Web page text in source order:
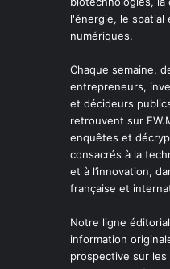
l'énergie, le
numériques.
Chaque semaine,
entrepreneurs,
et décideurs
retrouvent sur
enquêtes et
consacrés à la
et à l’innovation,
française et
Notre ligne
information
prospective sur